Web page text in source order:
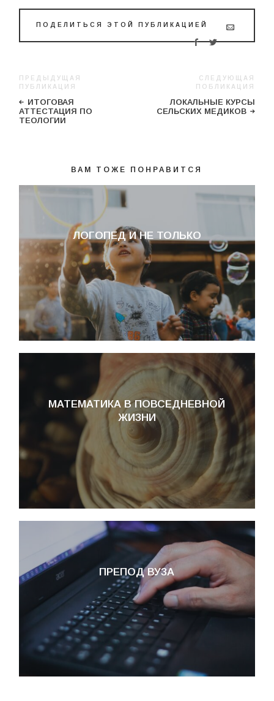
ПОДЕЛИТЬСЯ ЭТОЙ ПУБЛИКАЦИЕЙ
ПРЕДЫДУЩАЯ
ПУБЛИКАЦИЯ
ИТОГОВАЯ
АТТЕСТАЦИЯ ПО
ТЕОЛОГИИ
СЛЕДУЮЩАЯ
ПОБЛИКАЦИЯ
ЛОКАЛЬНЫЕ КУРСЫ
СЕЛЬСКИХ МЕДИКОВ
ВАМ ТОЖЕ ПОНРАВИТСЯ
ЛОГОПЕД И НЕ ТОЛЬКО
МАТЕМАТИКА В ПОВСЕДНЕВНОЙ
ЖИЗНИ
ПРЕПОД ВУЗА